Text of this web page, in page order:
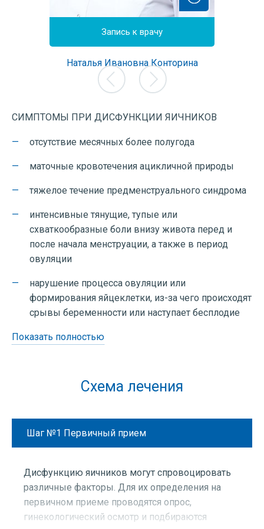
года
Запись к врачу
Наталья Ивановна Конторина
Врач акушер-гинеколог, врач
ультразвуковой диагностики,
Опыт работы: с 2005 года
СИМПТОМЫ ПРИ ДИСФУНКЦИИ ЯИЧНИКОВ
отсутствие месячных более полугода
маточные кровотечения ацикличной природы
тяжелое течение предменструального синдрома
интенсивные тянущие, тупые или
схваткообразные боли внизу живота перед и
после начала менструации, а также в период
овуляции
нарушение процесса овуляции или
формирования яйцеклетки, из-за чего происходят
срывы беременности или наступает бесплодие
Показать полностью
Схема лечения
Шаг №1 Первичный прием
Дисфункцию яичников могут спровоцировать
различные факторы. Для их определения на
первичном приеме проводятся опрос,
гинекологический осмотр и подбираются